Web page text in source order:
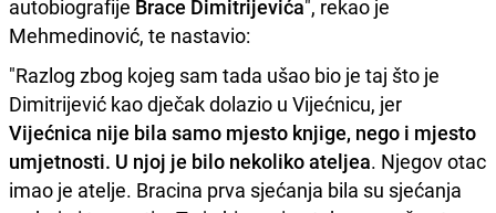
autobiografije Brace Dimitrijevića", rekao je
Mehmedinović, te nastavio:
"Razlog zbog kojeg sam tada ušao bio je taj što je
Dimitrijević kao dječak dolazio u Vijećnicu, jer
Vijećnica nije bila samo mjesto knjige, nego i mjesto
umjetnosti. U njoj je bilo nekoliko ateljea. Njegov otac
imao je atelje. Bracina prva sjećanja bila su sjećanja